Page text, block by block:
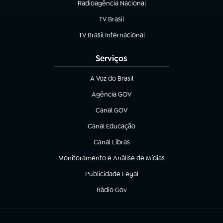
Radioagência Nacional
(abre em nova aba)
TV Brasil
(abre em nova aba)
TV Brasil Internacional
(abre em nova aba)
Serviços
A Voz do Brasil
(abre em nova aba)
Agência GOV
(abre em nova aba)
Canal GOV
(abre em nova aba)
Canal Educação
(abre em nova aba)
Canal Libras
(abre em nova aba)
Monitoramento e Análise de Mídias
(abre em nova aba)
Publicidade Legal
(abre em nova aba)
Rádio Gov
(abre em nova aba)